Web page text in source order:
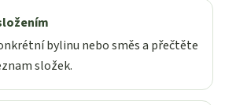
bylinu nebo směs a přečtěte
složek.